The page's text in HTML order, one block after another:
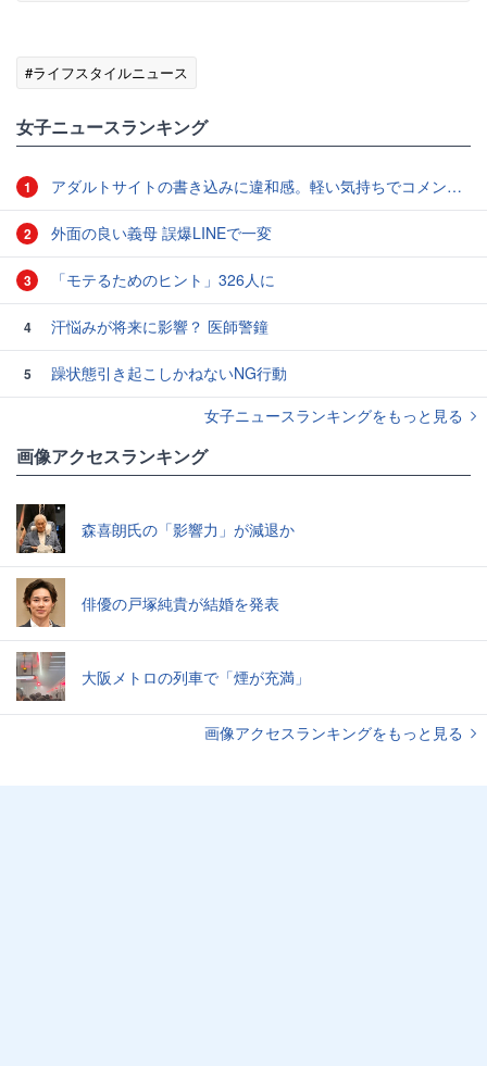
#ライフスタイルニュース
女子ニュースランキング
1 アダルトサイトの書き込みに違和感。軽い気持ちでコメントしてみると…／近畿地方のある場所について（1）
2 外面の良い義母 誤爆LINEで一変
3 「モテるためのヒント」326人に
4 汗悩みが将来に影響？ 医師警鐘
5
躁状態引き起こしかねないNG行動
女子ニュースランキングをもっと見る
画像アクセスランキング
森喜朗氏の「影響力」が減退か
俳優の戸塚純貴が結婚を発表
大阪メトロの列車で「煙が充満」
画像アクセスランキングをもっと見る